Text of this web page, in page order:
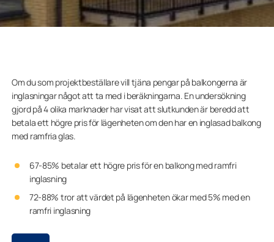
Lumonkoncernen
Om du som projektbeställare vill tjäna pengar på balkongerna är
inglasningar något att ta med i beräkningarna. En undersökning
gjord på 4 olika marknader har visat att slutkunden är beredd att
betala ett högre pris för lägenheten om den har en inglasad balkong
med ramfria glas.
67-85% betalar ett högre pris för en balkong med ramfri
inglasning
72-88% tror att värdet på lägenheten ökar med 5% med en
ramfri inglasning